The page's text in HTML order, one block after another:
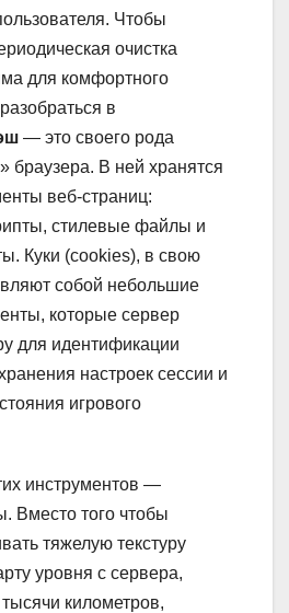
Чтобы
очистка
для комфортного
в
— это своего рода
браузера. В ней хранятся
веб-страниц:
стилевые файлы и
Куки (cookies), в свою
собой небольшие
которые сервер
для идентификации
настроек сессии и
игрового
инструментов —
Вместо того чтобы
тяжелую текстуру
уровня с сервера,
километров,